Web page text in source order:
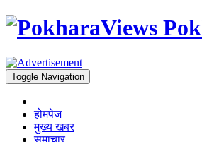
Toggle Navigation
होमपेज
मुख्य खबर
समाचार